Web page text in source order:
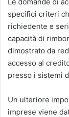
specifici criteri
richiedente e
capacità di
dimostrato da
accesso al
presso i sistemi
Un ulteriore
imprese viene